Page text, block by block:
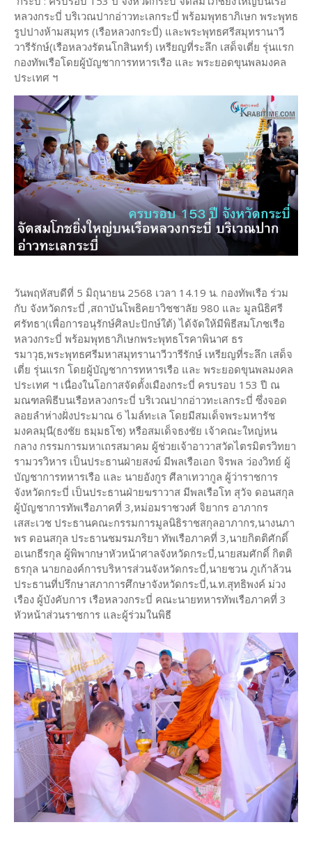
หลวงกระบี่ บริเวณปากอ่าวทะเลกระบี่ พร้อมพุทธาภิเษก พระพุทธ
รูปปางห้ามสมุทร (เรือหลวงกระบี่) และพระพุทธศรีสมุทรานาวี
วารีรักษ์(เรือหลวงรัตนโกสินทร์) เหรียญที่ระลึก เสด็จเตี่ย รุ่นแรก
กองทัพเรือโดยผู้บัญชาการทหารเรือ และ พระยอดขุนพลมงคล
ประเทศ ฯ
วันพฤหัสบดีที่ 5 มิถุนายน 2568 เวลา 14.19 น. กองทัพเรือ ร่วม
กับ จังหวัดกระบี่ ,สถาบันโพธิคยาวิชชาลัย 980 และ มูลนิธิศรี
ศรัทธา(เพื่อการอนุรักษ์ศิลปะปักษ์ใต้) ได้จัดให้มีพิธีสมโภชเรือ
หลวงกระบี่ พร้อมพุทธาภิเษกพระพุทธโรคาพินาศ ธร
รมาวุธ,พระพุทธศรีมหาสมุทรานาวีวารีรักษ์ เหรียญที่ระลึก เสด็จ
เตี่ย รุ่นแรก โดยผู้บัญชาการทหารเรือ และ พระยอดขุนพลมงคล
ประเทศ ฯ เนื่องในโอกาสจัดตั้งเมืองกระบี่ ครบรอบ 153 ปี ณ
มณฑลพิธีบนเรือหลวงกระบี่ บริเวณปากอ่าวทะเลกระบี่ ซึ่งจอด
ลอยลำห่างฝั่งประมาณ 6 ไมล์ทะเล โดยมีสมเด็จพระมหารัช
มงคลมุนี(ธงชัย ธมฺมธโช) หรือสมเด็จธงชัย เจ้าคณะใหญ่หน
กลาง กรรมการมหาเถรสมาคม ผู้ช่วยเจ้าอาวาสวัดไตรมิตรวิทยา
รามวรวิหาร เป็นประธานฝ่ายสงฆ์ มีพลเรือเอก จิรพล ว่องวิทย์ ผู้
บัญชาการทหารเรือ และ นายอังกูร ศีลาเทวากูล ผู้ว่าราชการ
จังหวัดกระบี่ เป็นประธานฝ่ายฆราวาส มีพลเรือโท สุวัจ ดอนสกุล
ผู้บัญชาการทัพเรือภาคที่ 3,หม่อมราชวงศ์ จิยากร อาภากร
เสสะเวช ประธานคณะกรรมการมูลนิธิราชสกุลอาภากร,นางนภา
พร ดอนสกุล ประธานชมรมภริยา ทัพเรือภาคที่ 3,นายกิตติศักดิ์
อเนกธีรกุล ผู้พิพากษาหัวหน้าศาลจังหวัดกระบี่,นายสมศักดิ์ กิตติ
ธรกุล นายกองค์การบริหารส่วนจังหวัดกระบี่,นายชวน ภูเก้าล้วน
ประธานที่ปรึกษาสภาการศึกษาจังหวัดกระบี่,น.ท.สุทธิพงค์ ม่วง
เรือง ผู้บังคับการ เรือหลวงกระบี่ คณะนายทหารทัพเรือภาคที่ 3
หัวหน้าส่วนราชการ และผู้ร่วมในพิธี